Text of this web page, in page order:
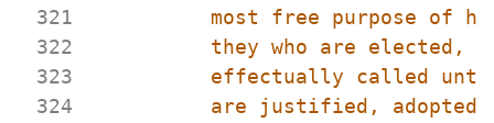
321
322
323
324